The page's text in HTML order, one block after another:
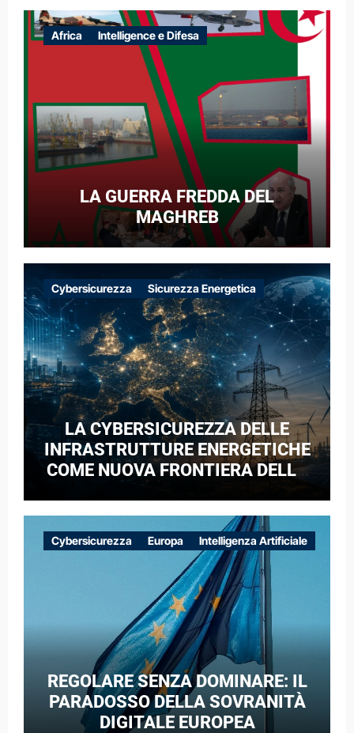
Africa Intelligence e Difesa
LA GUERRA FREDDA DEL
MAGHREB
Cybersicurezza Sicurezza Energetica
LA CYBERSICUREZZA DELLE
INFRASTRUTTURE ENERGETICHE
COME NUOVA FRONTIERA DELLA
CASO DELLE RETI ELETTRICHE
EUROPEE NEL CONTESTO DELLA
GUERRA IBRIDA
Cybersicurezza Europa Intelligenza Artificiale
REGOLARE SENZA DOMINARE: IL
PARADOSSO DELLA SOVRANITÀ
DIGITALE EUROPEA